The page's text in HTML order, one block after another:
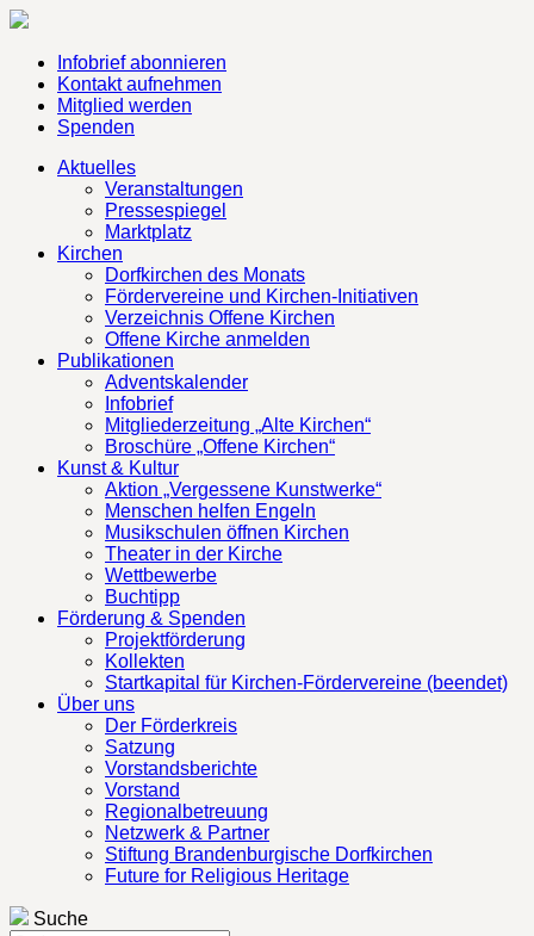
Infobrief abonnieren
Kontakt aufnehmen
Mitglied werden
Spenden
Aktuelles
Veranstaltungen
Pressespiegel
Marktplatz
Kirchen
Dorfkirchen des Monats
Fördervereine und Kirchen-Initiativen
Verzeichnis Offene Kirchen
Offene Kirche anmelden
Publikationen
Adventskalender
Infobrief
Mitgliederzeitung „Alte Kirchen“
Broschüre „Offene Kirchen“
Kunst & Kultur
Aktion „Vergessene Kunstwerke“
Menschen helfen Engeln
Musikschulen öffnen Kirchen
Theater in der Kirche
Wettbewerbe
Buchtipp
Förderung & Spenden
Projektförderung
Kollekten
Startkapital für Kirchen-Fördervereine (beendet)
Über uns
Der Förderkreis
Satzung
Vorstandsberichte
Vorstand
Regionalbetreuung
Netzwerk & Partner
Stiftung Brandenburgische Dorfkirchen
Future for Religious Heritage
Suche